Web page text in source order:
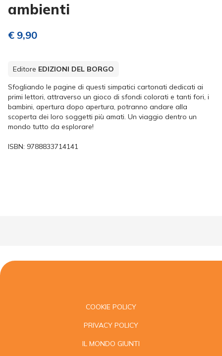
ambienti
€ 9,90
Editore EDIZIONI DEL BORGO
Sfogliando le pagine di questi simpatici cartonati dedicati ai
primi lettori, attraverso un gioco di sfondi colorati e tanti fori, i
bambini, apertura dopo apertura, potranno andare alla
scoperta dei loro soggetti più amati. Un viaggio dentro un
mondo tutto da esplorare!
ISBN: 9788833714141
COOKIE POLICY
PRIVACY POLICY
IL MONDO GIUNTI